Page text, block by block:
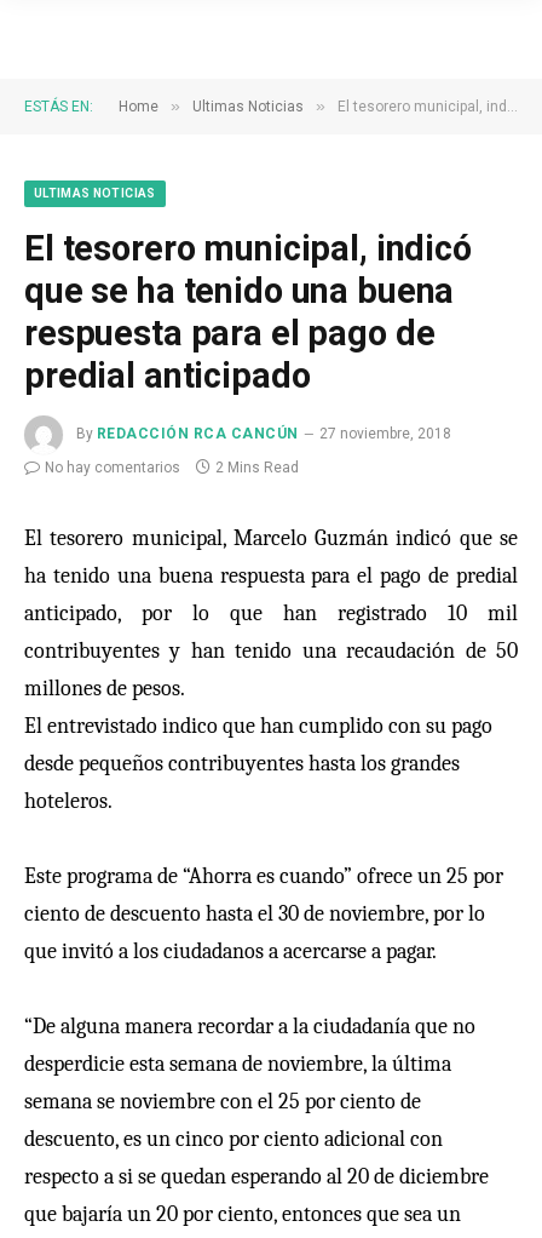
ESTÁS EN: Home » Ultimas Noticias » El tesorero municipal, indicó que se ha tenido una buena respuesta para el pago de predial anticipado
ULTIMAS NOTICIAS
El tesorero municipal, indicó
que se ha tenido una buena
respuesta para el pago de
predial anticipado
By REDACCIÓN RCA CANCÚN
27 noviembre, 2018
No hay comentarios
2 Mins Read
El tesorero municipal, Marcelo Guzmán indicó que se
ha tenido una buena respuesta para el pago de predial
anticipado, por lo que han registrado 10 mil
contribuyentes y han tenido una recaudación de 50
millones de pesos.
El entrevistado indico que han cumplido con su pago
desde pequeños contribuyentes hasta los grandes
hoteleros.
Este programa de “Ahorra es cuando” ofrece un 25 por
ciento de descuento hasta el 30 de noviembre, por lo
que invitó a los ciudadanos a acercarse a pagar.
“De alguna manera recordar a la ciudadanía que no
desperdicie esta semana de noviembre, la última
semana se noviembre con el 25 por ciento de
descuento, es un cinco por ciento adicional con
respecto a si se quedan esperando al 20 de diciembre
que bajaría un 20 por ciento, entonces que sea un